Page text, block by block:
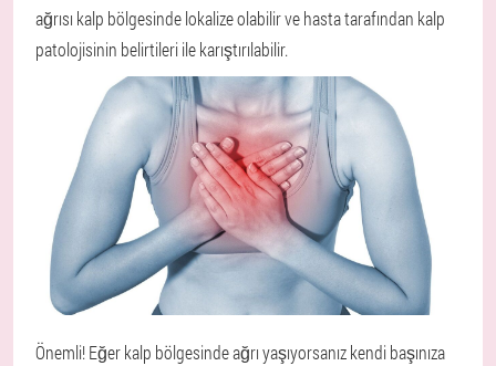
ağrısı kalp bölgesinde lokalize olabilir ve hasta tarafından kalp
patolojisinin belirtileri ile karıştırılabilir.
Önemli! Eğer kalp bölgesinde ağrı yaşıyorsanız kendi başınıza